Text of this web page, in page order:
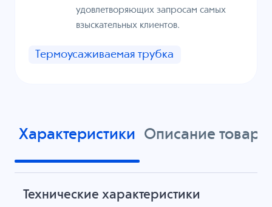
удовлетворяющих запросам самых
взыскательных клиентов.
Термоусаживаемая трубка
Характеристики Описание товара
Технические характеристики